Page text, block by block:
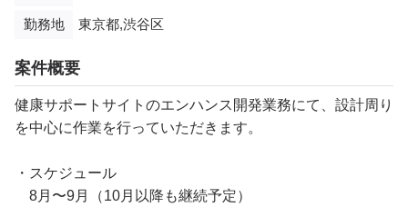
勤務地 東京都,渋谷区
案件概要
健康サポートサイトのエンハンス開発業務にて、設計周り
を中心に作業を行っていただきます。
・スケジュール
8月〜9月（10月以降も継続予定）